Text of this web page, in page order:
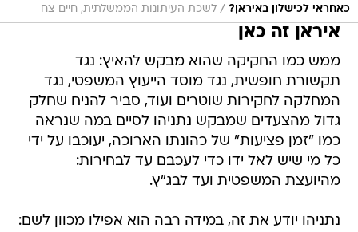
כאחראי לכישלון באיראן? / לשכת העיתונות הממשלתית, חיים צח
איראן זה כאן
ממש כמו החקיקה שהוא מבקש להאיץ: נגד
תקשורת חופשית, נגד מוסד הייעוץ המשפטי, נגד
המחלקה לחקירות שוטרים ועוד, סביר להניח שחלק
גדול מהצעדים שמבקש נתניהו לסיים במה שנראה
כמו "זמן פציעות" של כהונתו הארוכה, יעוכבו על ידי
כל מי שיש לאל ידו כדי לעכבם עד לבחירות:
מהיועצת המשפטית ועד לבג"ץ.
נתניהו יודע את זה, במידה רבה הוא אפילו מכוון לשם: